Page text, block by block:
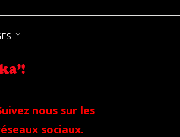
nous sur les
sociaux.